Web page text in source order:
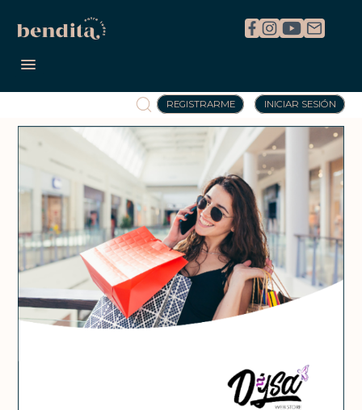
REGISTRARME INICIAR SESIÓN